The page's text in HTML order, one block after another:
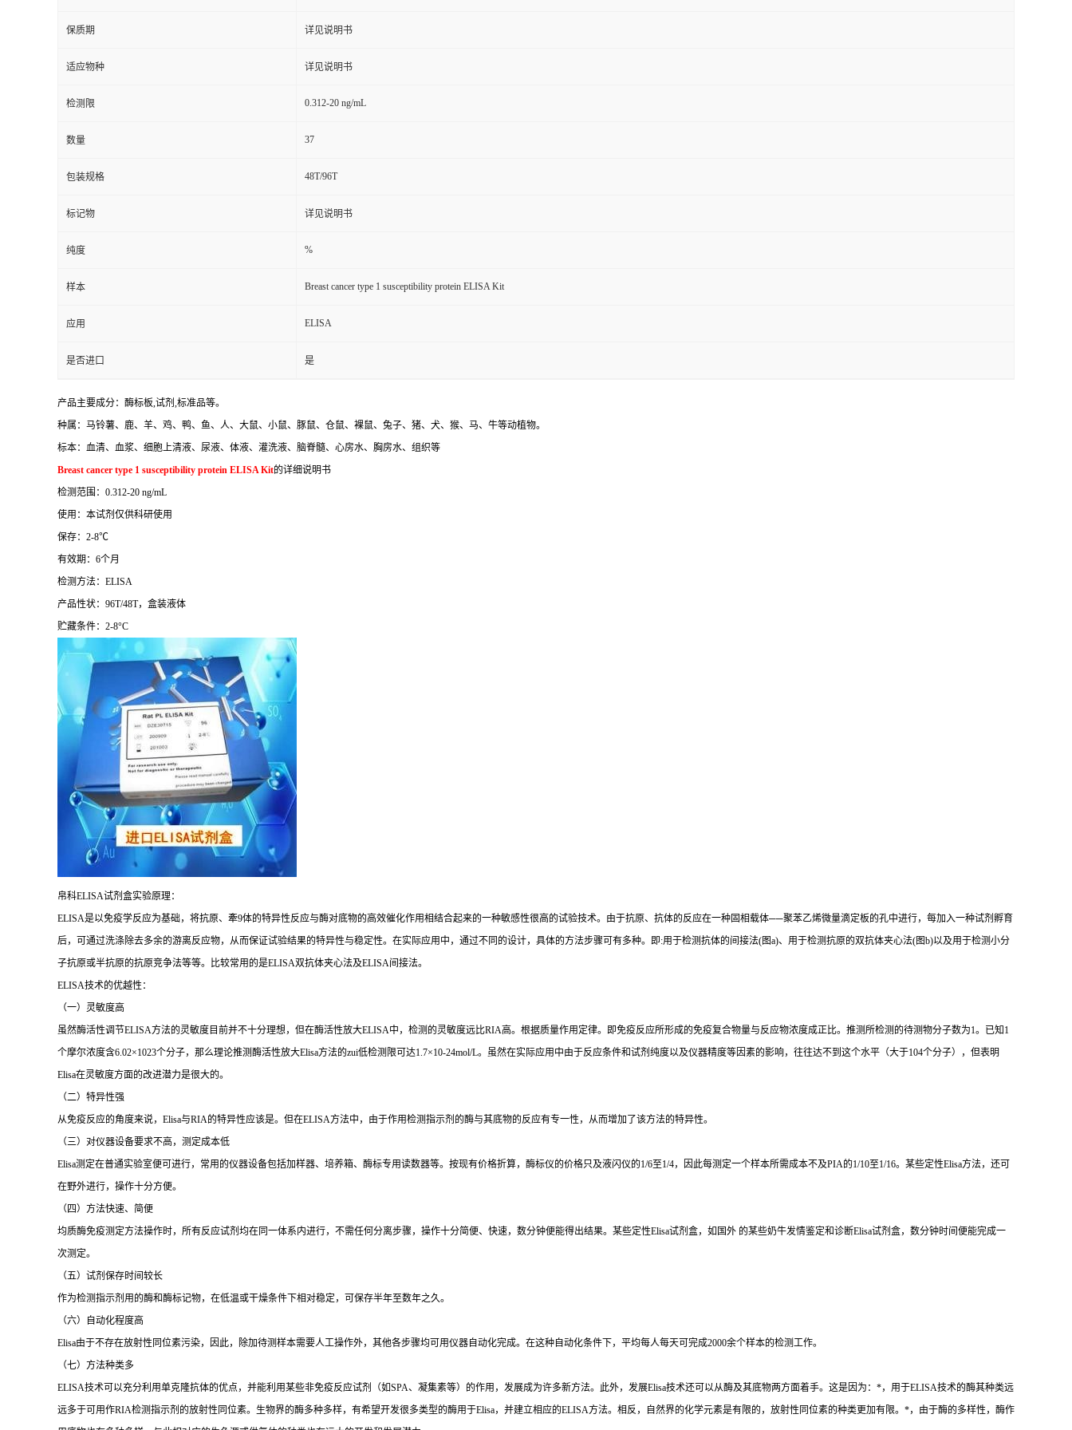
保质期 详见说明书
适应物种 详见说明书
检测限 0.312-20 ng/mL
数量 37
包装规格 48T/96T
标记物 详见说明书
纯度 %
样本 Breast cancer type 1 susceptibility protein ELISA Kit
应用 ELISA
是否进口 是
产品主要成分：酶标板 试剂 标准品等。
种属：马铃薯、鹿、羊、鸡、鸭、鱼、人、大鼠、小鼠、豚鼠、仓鼠、裸鼠、兔子、猪、犬、猴、马、牛等动植物。
标本：血清、血浆、细胞上清液、尿液、体液、灌洗液、脑脊髓、心房水、胸房水、组织等
Breast cancer type 1 susceptibility protein ELISA Kit的详细说明书
检测范围： 0.312-20 ng/mL
使用：本试剂仅供科研使用
保存： 2-8℃
有效期： 6个月
检测方法： ELISA
产品性状： 96T/48T，盒装液体
贮藏条件： 2-8°C
帛科ELISA试剂盒实验原理：
ELISA是以免疫学反应为基础，将抗原、牽9体的特异性反应与酶对底物的高效催化作用相结合起来的一种敏感性很高的试验技术。由于抗原、抗体的反应在一种固相载体──聚苯乙烯微量滴定板的孔中进行，每加入一种试剂孵育
后，可通过洗涤除去多余的游离反应物，从而保证试验结果的特异性与稳定性。在实际应用中，通过不同的设计，具体的方法步骤可有多种。即:用于检测抗体的间接法(图a)、用于检测抗原的双抗体夹心法(图b)以及用于检测小分
子抗原或半抗原的抗原竞争法等等。比较常用的是ELISA双抗体夹心法及ELISA间接法。
ELISA技术的优越性：
（一）灵敏度高
虽然酶活性调节ELISA方法的灵敏度目前并不十分理想，但在酶活性放大ELISA中，检测的灵敏度远比RIA高。根据质量作用定律。即免疫反应所形成的免疫复合物量与反应物浓度成正比。推测所检测的待测物分子数为1。已知1
个摩尔浓度含6.02×1023个分子，那么理论推测酶活性放大Elisa方法的zui低检测限可达1.7×10-24mol/L。虽然在实际应用中由于反应条件和试剂纯度以及仪器精度等因素的影响，往往达不到这个水平（大于104个分子），但表明
Elisa在灵敏度方面的改进潜力是很大的。
（二）特异性强
从免疫反应的角度来说， Elisa与RIA的特异性应该是。但在ELISA方法中，由于作用检测指示剂的酶与其底物的反应有专一性，从而增加了该方法的特异性。
（三）对仪器设备要求不高，测定成本低
Elisa测定在普通实验室便可进行，常用的仪器设备包括加样器、培养箱、酶标专用读数器等。按现有价格折算，酶标仪的价格只及液闪仪的1/6至1/4，因此每测定一个样本所需成本不及PIA的1/10至1/16。某些定性Elisa方法，还可
在野外进行，操作十分方便。
（四）方法快速、简便
均质酶免疫测定方法操作时，所有反应试剂均在同一体系内进行，不需任何分离步骤，操作十分简便、快速，数分钟便能得出结果。某些定性Elisa试剂盒，如国外 的某些奶牛发情鉴定和诊断Elisa试剂盒，数分钟时间便能完成一
次测定。
（五）试剂保存时间较长
作为检测指示剂用的酶和酶标记物，在低温或干燥条件下相对稳定，可保存半年至数年之久。
（六）自动化程度高
Elisa由于不存在放射性同位素污染，因此，除加待测样本需要人工操作外，其他各步骤均可用仪器自动化完成。在这种自动化条件下，平均每人每天可完成2000余个样本的检测工作。
（七）方法种类多
ELISA技术可以充分利用单克隆抗体的优点，并能利用某些非免疫反应试剂（如SPA、凝集素等）的作用，发展成为许多新方法。此外，发展Elisa技术还可以从酶及其底物两方面着手。这是因为： *，用于ELISA技术的酶其种类远
远多于可用作RIA检测指示剂的放射性同位素。生物界的酶多种多样，有希望开发很多类型的酶用于Elisa，并建立相应的ELISA方法。相反，自然界的化学元素是有限的，放射性同位素的种类更加有限。 *，由于酶的多样性，酶作